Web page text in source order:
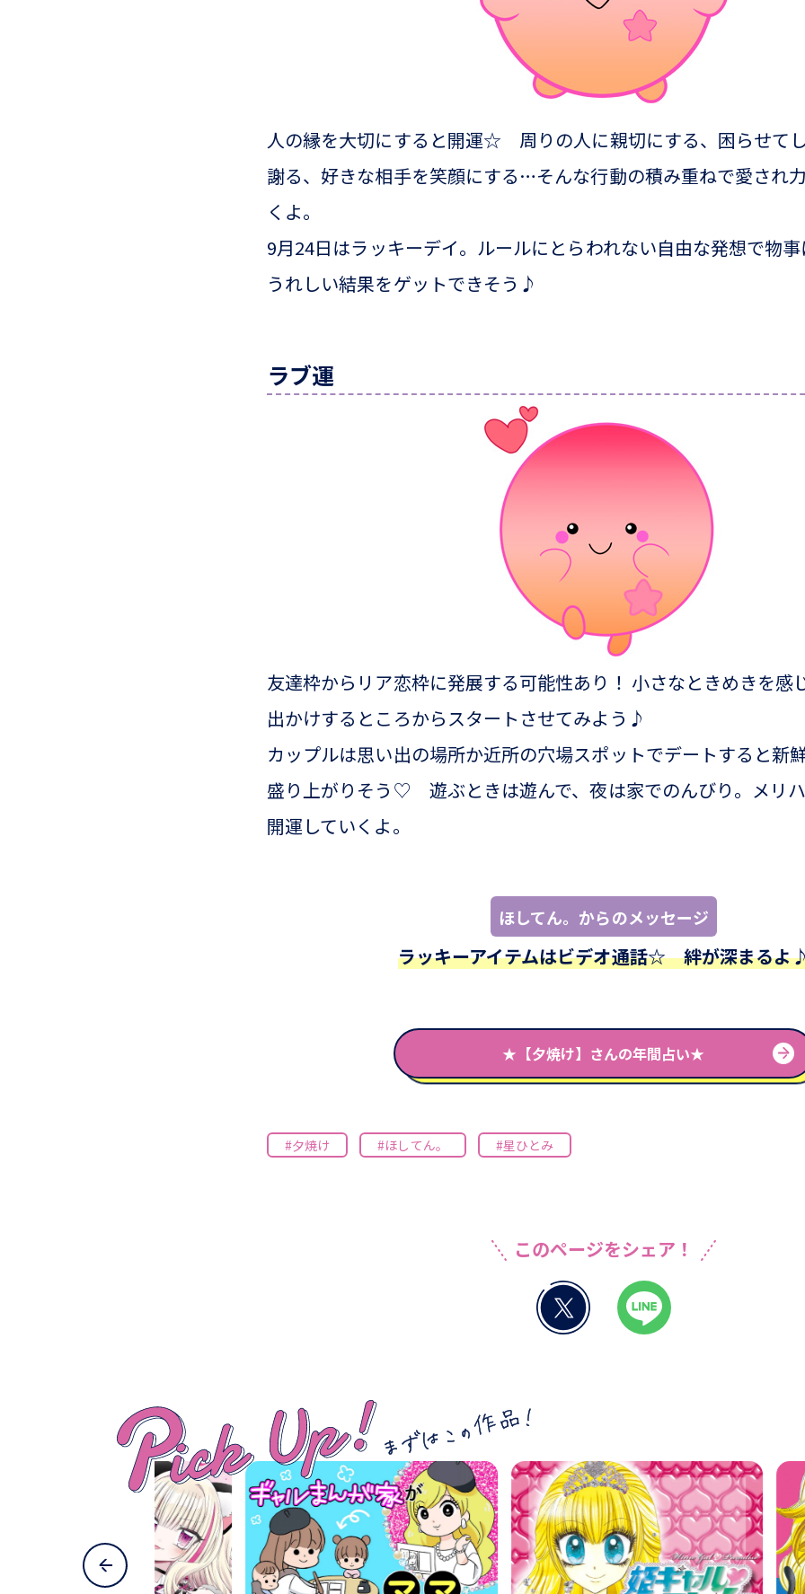
人の縁を大切にすると開運☆ 周りの人に親切にする、困らせて
謝る、好きな相手を笑顔にする…そんな行動の積み重ねで愛され
くよ。
9月24日はラッキーデイ。ルールにとらわれない自由な発想で物事
うれしい結果をゲットできそう♪
ラブ運
友達枠からリア恋枠に発展する可能性あり！ 小さなときめきを感
出かけするところからスタートさせてみよう♪
カップルは思い出の場所か近所の穴場スポットでデートすると新
盛り上がりそう♡ 遊ぶときは遊んで、夜は家でのんびり。メリ
開運していくよ。
ほしてん。からのメッセージ
ラッキーアイテムはビデオ通話☆ 絆が深まるよ
★【夕焼け】さんの年間占い★
#夕焼け #ほしてん。 #星ひとみ
このページをシェア！